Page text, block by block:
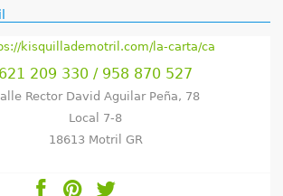
kisquillademotril.com/la-carta/carta-menu/
621 209 330 / 958 870 527
Rector David Aguilar Peña, 78
Local 7-8
18613 Motril GR